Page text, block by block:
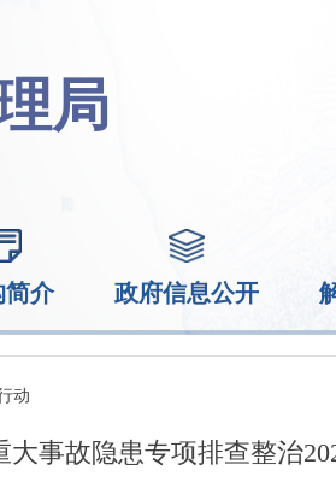
局
简介 政府信息公开
动
大事故隐患专项排查整治​